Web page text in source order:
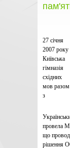
27 січня
2007 року
Київська
гімназія
східних
мов разом
з
провела
що
рішення